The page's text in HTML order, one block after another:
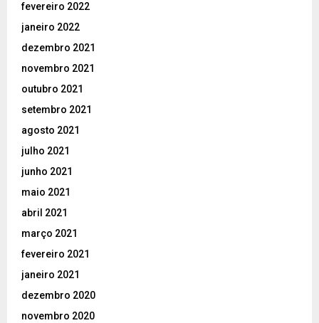
fevereiro 2022
janeiro 2022
dezembro 2021
novembro 2021
outubro 2021
setembro 2021
agosto 2021
julho 2021
junho 2021
maio 2021
abril 2021
março 2021
fevereiro 2021
janeiro 2021
dezembro 2020
novembro 2020